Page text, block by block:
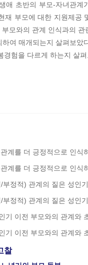
애 초반의 부모-자녀관
재 부모에 대한 지원제
모와의 관계 인식과의
여 매개되는지 살펴보
경험을 다르게 하는지 살
계를 더 긍정적으로 인
계를 더 긍정적으로 인
정적) 관계의 질은 성인
정적) 관계의 질은 성인
기 이전 부모와의 관계와
기 이전 부모와의 관계와
찰